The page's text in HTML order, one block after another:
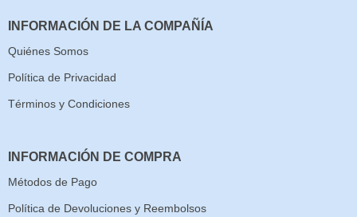
INFORMACIÓN DE LA COMPAÑÍA
Quiénes Somos
Política de Privacidad
Términos y Condiciones
INFORMACIÓN DE COMPRA
Métodos de Pago
Política de Devoluciones y Reembolsos